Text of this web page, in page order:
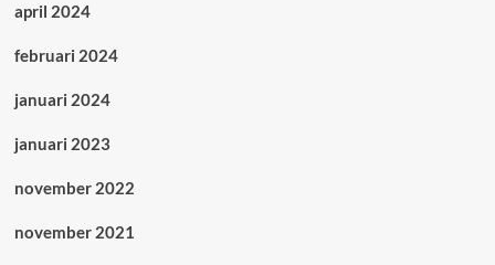
april 2024
februari 2024
januari 2024
januari 2023
november 2022
november 2021